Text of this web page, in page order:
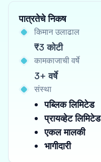
पात्रतेचे निकष
किमान उलाढाल
₹3 कोटी
कामकाजाची वर्षे
3+ वर्षे
संस्था
पब्लिक लिमिटेड
प्रायव्हेट लिमिटेड
एकल मालकी
भागीदारी